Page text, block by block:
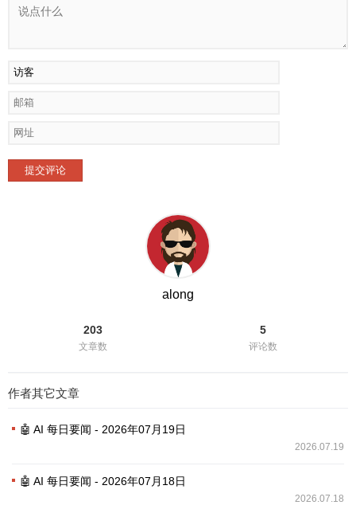
提交评论
along
203
文章数
5
评论数
作者其它文章
🤖 AI 每日要闻 - 2026年07月19日
2026.07.19
🤖 AI 每日要闻 - 2026年07月18日
2026.07.18